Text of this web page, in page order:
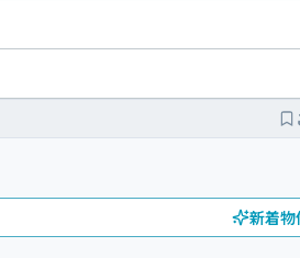
新着物